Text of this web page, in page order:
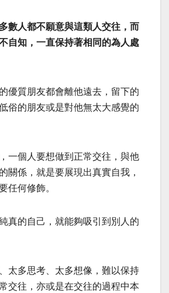
數人都不願意與這類人交往，而
自知，一直保持著相同的為人處
優質朋友都會離他遠去，留下的
俗的朋友或是對他無太大感覺的
一個人要想做到正常交往，與他
關係，就是要展現出真實自我，
任何修飾。
真的自己，就能夠吸引到別人的
太多思考、太多想像，難以保持
交往，亦或是在交往的過程中本